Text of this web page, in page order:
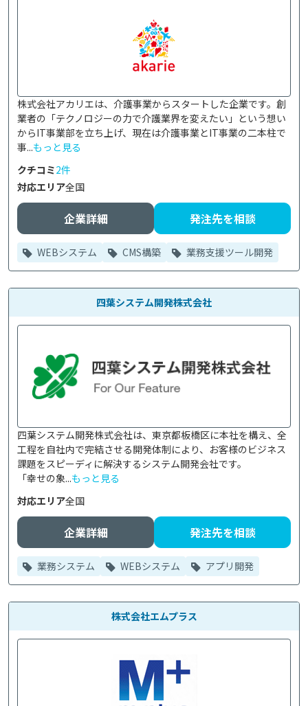
株式会社アカリエは、介護事業からスタートした企業です。創
業者の「テクノロジーの力で介護業界を変えたい」という想い
からIT事業部を立ち上げ、現在は介護事業とIT事業の二本柱で
事...もっと見る
クチコミ2件
対応エリア全国
企業詳細 発注先を相談
WEBシステム CMS構築 業務支援ツール開発
四葉システム開発株式会社
四葉システム開発株式会社は、東京都板橋区に本社を構え、全
工程を自社内で完結させる開発体制により、お客様のビジネス
課題をスピーディに解決するシステム開発会社です。
「幸せの象...もっと見る
対応エリア全国
企業詳細 発注先を相談
業務システム WEBシステム アプリ開発
株式会社エムプラス